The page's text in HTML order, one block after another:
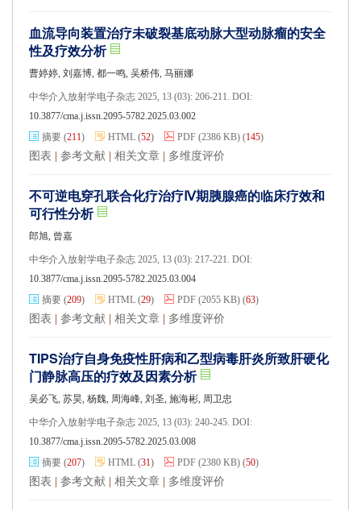
血流导向装置治疗未破裂基底动脉大型动脉瘤的安全
性及疗效分析
曹婷婷, 刘嘉博, 都一鸣, 吴桥伟, 马丽娜
中华介入放射学电子杂志 2025, 13 (03): 206-211. DOI:
10.3877/cma.j.issn.2095-5782.2025.03.002
摘要 (211) HTML (52) PDF (2386 KB) (145)
图表 参考文献 相关文章 多维度评价
不可逆电穿孔联合化疗治疗Ⅳ期胰腺癌的临床疗效和
可行性分析
郎旭, 曾嘉
中华介入放射学电子杂志 2025, 13 (03): 217-221. DOI:
10.3877/cma.j.issn.2095-5782.2025.03.004
摘要 (209) HTML (29) PDF (2055 KB) (63)
图表 参考文献 相关文章 多维度评价
TIPS治疗自身免疫性肝病和乙型病毒肝炎所致肝硬化
门静脉高压的疗效及因素分析
吴必飞, 苏昊, 杨魏, 周海峰, 刘圣, 施海彬, 周卫忠
中华介入放射学电子杂志 2025, 13 (03): 240-245. DOI:
10.3877/cma.j.issn.2095-5782.2025.03.008
摘要 (207) HTML (31) PDF (2380 KB) (50)
图表 参考文献 相关文章 多维度评价